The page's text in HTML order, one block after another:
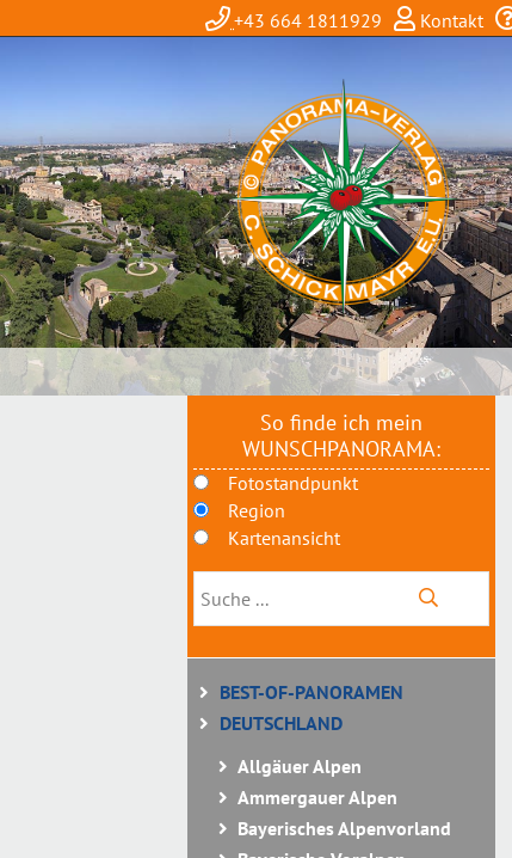
+43 664 1811929 Kontakt
So finde ich mein
WUNSCHPANORAMA:
Fotostandpunkt
Region
Kartenansicht
BEST-OF-PANORAMEN
DEUTSCHLAND
Allgäuer Alpen
Ammergauer Alpen
Bayerisches Alpenvorland